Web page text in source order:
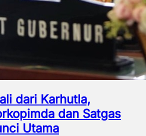
dari Karhutla,
dan Satgas
Utama